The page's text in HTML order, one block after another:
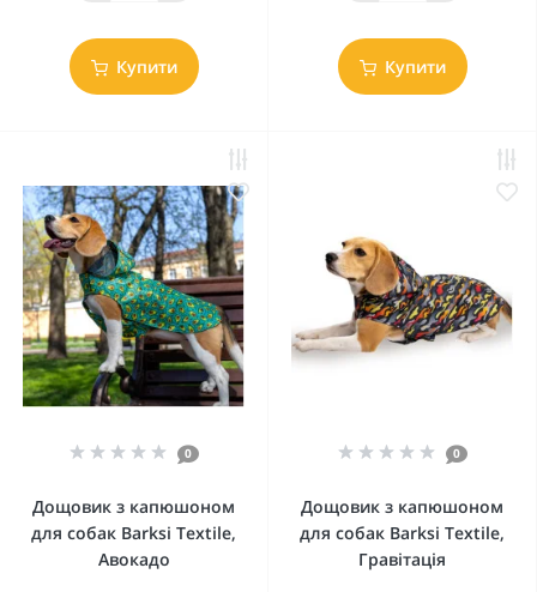
Купити Купити
0
Дощовик з капюшоном
для собак Barksi Textile,
Авокадо
0
Дощовик з капюшоном
для собак Barksi Textile,
Гравітація